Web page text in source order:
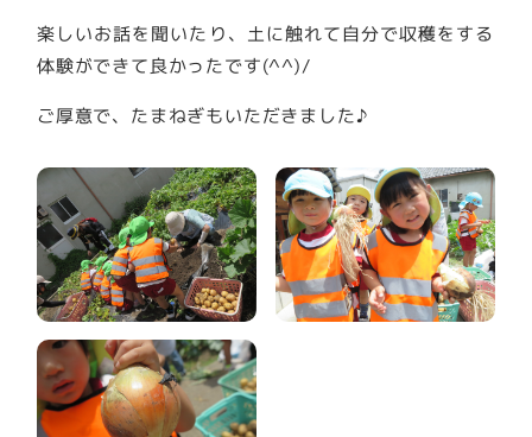
楽しいお話を聞いたり、土に触れて自分で収穫をする
体験ができて良かったです(^^)/
ご厚意で、たまねぎもいただきました♪